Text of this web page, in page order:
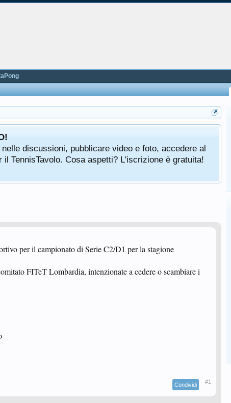
discussioni, pubblicare video e foto, accedere al
TennisTavolo. Cosa aspetti? L'iscrizione è gratuita!
per il campionato di Serie C2/D1 per la stagione
FITeT Lombardia, intenzionate a cedere o scambiare i
Condividi #1